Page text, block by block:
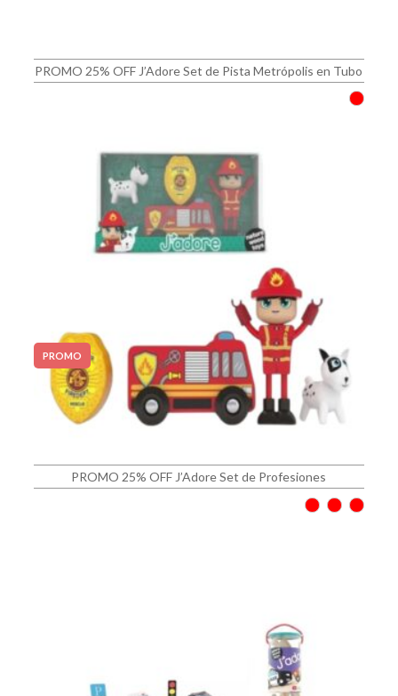
PROMO 25% OFF J’Adore Set de Pista Metrópolis en Tubo
PROMO
PROMO 25% OFF J’Adore Set de Profesiones